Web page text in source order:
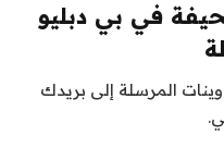
في بي دبليو
المرسلة إلى بريدك